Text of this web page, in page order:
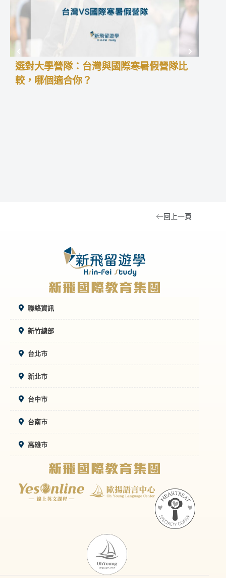
選對大學營隊：台灣與國際寒暑假營隊比
較，哪個適合你？
回上一頁
聯絡資訊
新竹總部
台北市
新北市
台中市
台南市
高雄市